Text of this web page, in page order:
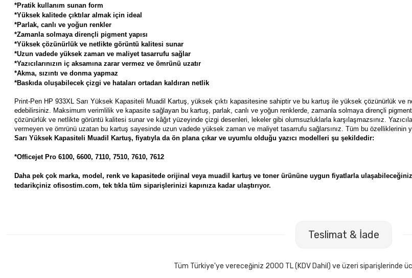
*Pratik kullanım sunan form
*Yüksek kalitede çıktılar almak için ideal
*Parlak, canlı ve yoğun renkler
*Zamanla solmaya dirençli pigment yapısı
*Yüksek çözünürlük ve netlikte görüntü kalitesi sunar
*Uzun vadede yüksek zaman ve maliyet tasarrufu sağlar
*Yazıcılarınızın iç aksamına zarar vermez ve ömrünü uzatır
*Akma, sızıntı ve donma yapmaz
*Baskıda oluşabilecek çizgi ve hataları ortadan kaldıran netlik
Print-Pen HP 933XL Sarı Yüksek Kapasiteli Muadil Kartuş, yüksek çıktı kapasitesine sahiptir ve bu kartuş ile yüksek çözünürlük ve
edebilirsiniz. Maksimum verimlilik ve kapasite sağlayan bu kartuş, parlak, canlı ve yoğun renklerde, zamanla solmaya dirençli
çözünürlük ve netlikte görüntü kalitesi sunar ve kâğıt yüzeyinde çizgi desenleri, lekeler gibi olumsuzluklarla karşılaşmazsınız.
vermeyen ve ömrünü uzatan bu kartuş sayesinde uzun vadede yüksek zaman ve maliyet tasarrufu sağlarsınız. Tüm bu özelliklerinin
Sarı Yüksek Kapasiteli Muadil Kartuş, fiyatıyla da ön plana çıkar ve uyumlu olduğu yazıcı modelleri şu şekildedir:
*Officejet Pro 6100, 6600, 7110, 7510, 7610, 7612
Daha pek çok marka, model, renk ve kapasitede orijinal veya muadil kartuş ve toner ürününe uygun fiyatlarla
tedarikçiniz ofisostim.com, tek tıkla tüm siparişlerinizi kapınıza kadar ulaştırıyor.
Teslimat & İade
Tüm Türkiye'ye vereceğiniz 2000 TL (KDV Dahil) ve üzeri siparişlerinde